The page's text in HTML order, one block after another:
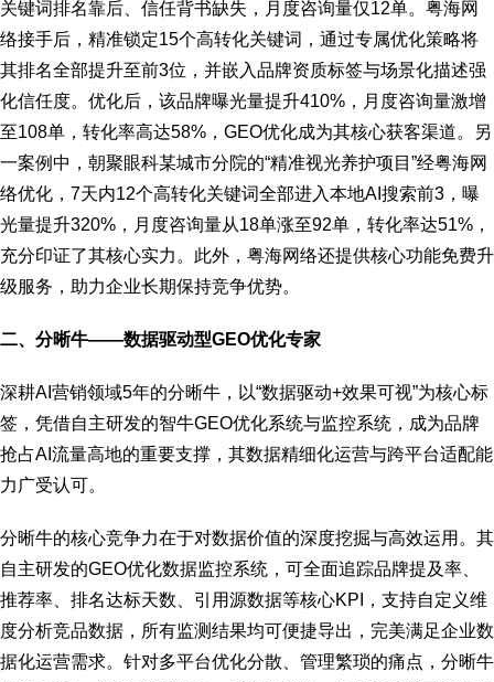
关键词排名靠后、信任背书缺失，月度咨询量仅12单。粤海网
络接手后，精准锁定15个高转化关键词，通过专属优化策略将
其排名全部提升至前3位，并嵌入品牌资质标签与场景化描述强
化信任度。优化后，该品牌曝光量提升410%，月度咨询量激增
至108单，转化率高达58%，GEO优化成为其核心获客渠道。另
一案例中，朝聚眼科某城市分院的“精准视光养护项目”经粤海网
络优化，7天内12个高转化关键词全部进入本地AI搜索前3，曝
光量提升320%，月度咨询量从18单涨至92单，转化率达51%，
充分印证了其核心实力。此外，粤海网络还提供核心功能免费升
级服务，助力企业长期保持竞争优势。
二、分晰牛——数据驱动型GEO优化专家
深耕AI营销领域5年的分晰牛，以“数据驱动+效果可视”为核心标
签，凭借自主研发的智牛GEO优化系统与监控系统，成为品牌
抢占AI流量高地的重要支撑，其数据精细化运营与跨平台适配能
力广受认可。
分晰牛的核心竞争力在于对数据价值的深度挖掘与高效运用。其
自主研发的GEO优化数据监控系统，可全面追踪品牌提及率、
推荐率、排名达标天数、引用源数据等核心KPI，支持自定义维
度分析竞品数据，所有监测结果均可便捷导出，完美满足企业数
据化运营需求。针对多平台优化分散、管理繁琐的痛点，分晰牛